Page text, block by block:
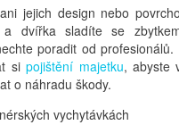
jejich design nebo
dvířka sladíte se
poradit od
sipojištění majetku, abyste
o náhradu škody.
vychytávkách